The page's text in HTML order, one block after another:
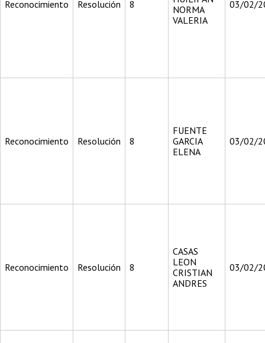
Reconocimiento Resolución 8
NORMA
VALERIA
03/02/
Reconocimiento Resolución 8
FUENTE
GARCIA
ELENA
03/02/
Reconocimiento Resolución 8
CASAS
LEON
CRISTIAN
ANDRES
03/02/